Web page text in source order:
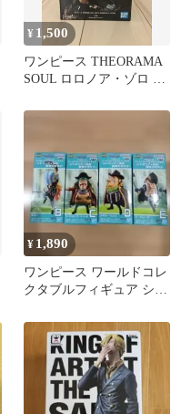
¥ 1,500
ワンピース THEORAMA
SOUL ロロノア・ゾロ フ
¥ 1,890
ワンピース ワールドコレ
クタブルフィギュア シャ
2 4種